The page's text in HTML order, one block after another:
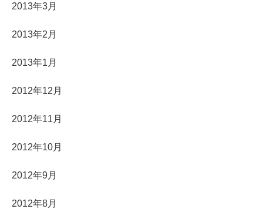
2013年3月
2013年2月
2013年1月
2012年12月
2012年11月
2012年10月
2012年9月
2012年8月